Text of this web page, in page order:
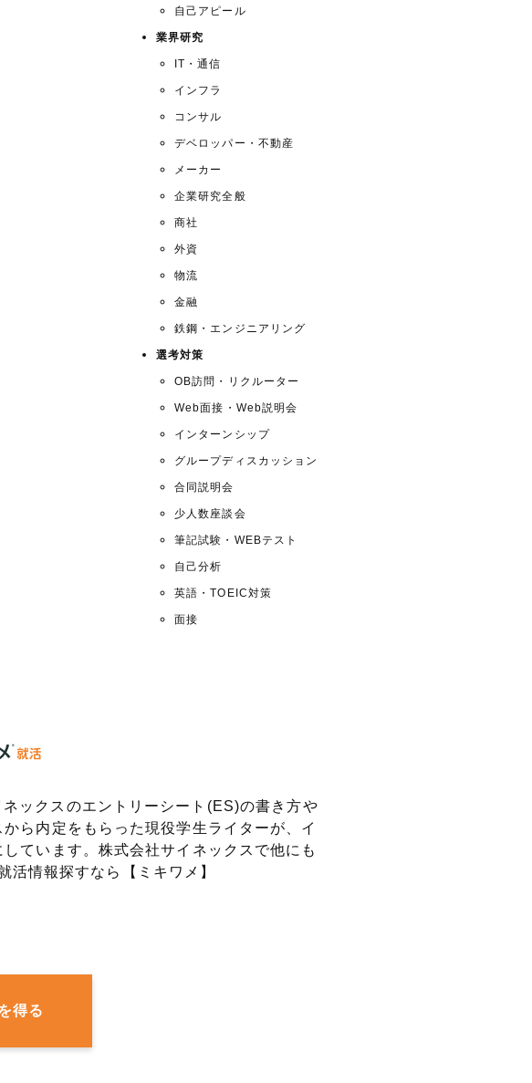
自己アピール
業界研究
IT・通信
インフラ
コンサル
デベロッパー・不動産
メーカー
企業研究全般
商社
外資
物流
金融
鉄鋼・エンジニアリング
選考対策
OB訪問・リクルーター
Web面接・Web説明会
インターンシップ
グループディスカッション
合同説明会
少人数座談会
筆記試験・WEBテスト
自己分析
英語・TOEIC対策
面接
ックスのエントリーシート(ES)の書き方や
ら内定をもらった現役学生ライターが、イ
ています。株式会社サイネックスで他にも
活情報探すなら【ミキワメ】
得る